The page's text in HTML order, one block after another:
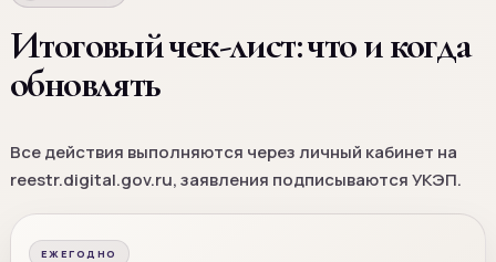
Итоговый чек-лист: что и когда
обновлять
Все действия выполняются через личный кабинет на
reestr.digital.gov.ru, заявления подписываются УКЭП.
ЕЖЕГОДНО